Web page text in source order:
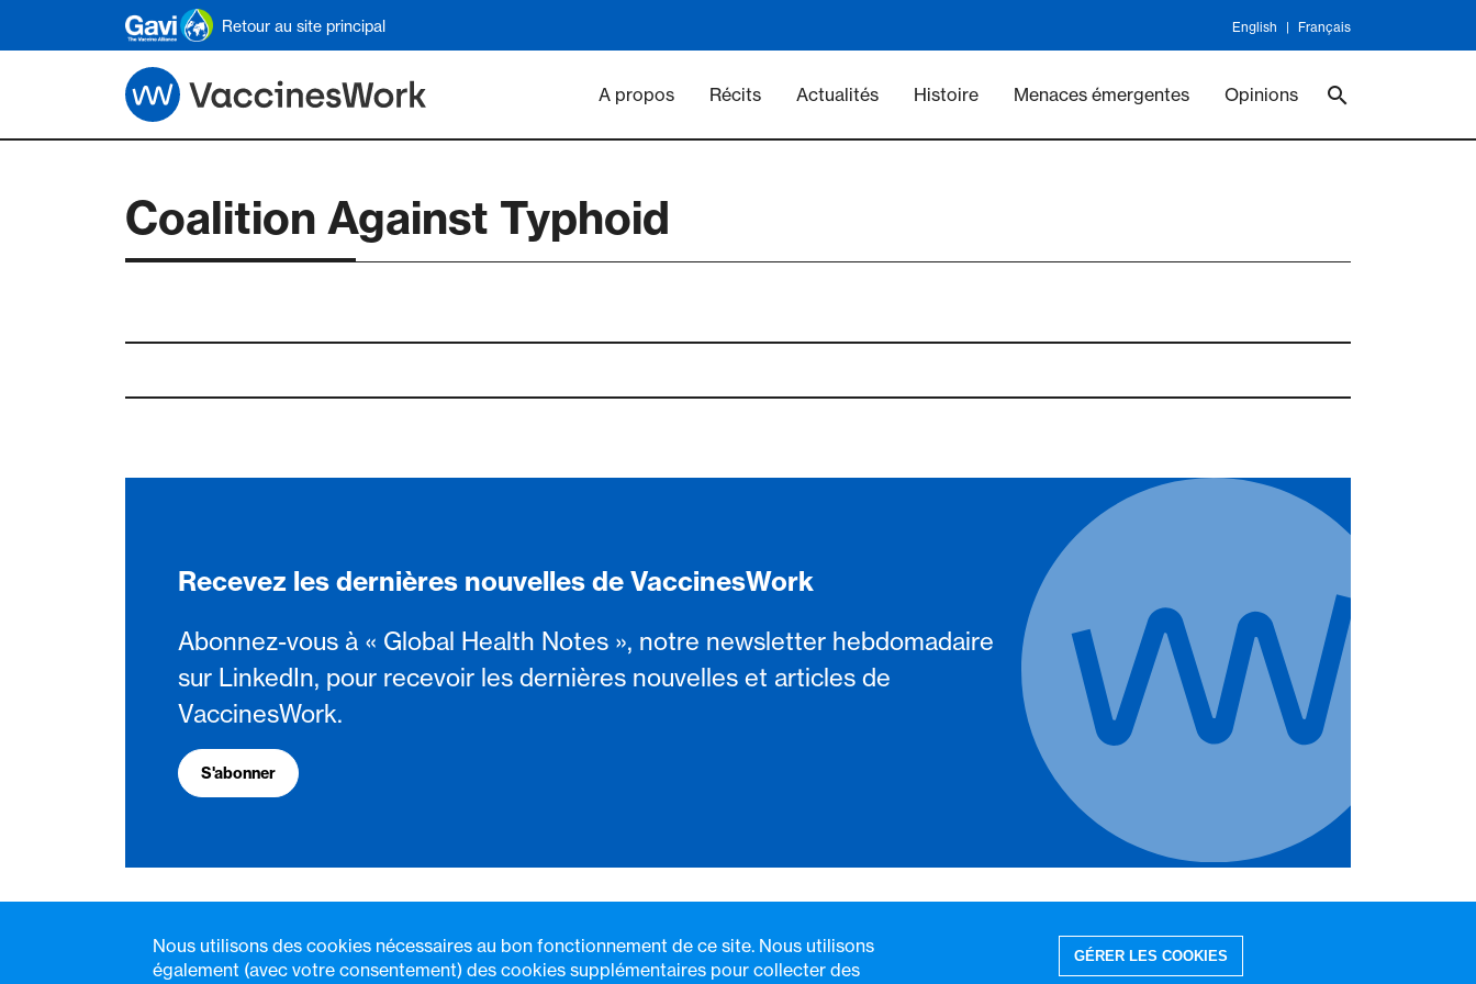
Skip to main content
Retour au site principal English Français
Main navigation - Vaccineswork
A propos Récits Actualités Histoire Menaces émergentes Opinions
Coalition Against Typhoid
Recevez les dernières nouvelles de VaccinesWork
Abonnez-vous à « Global Health Notes », notre newsletter hebdomadaire
sur LinkedIn, pour recevoir les dernières nouvelles et articles de
VaccinesWork.
S'abonner
Nous utilisons des cookies nécessaires au bon fonctionnement de ce site. Nous utilisons
également (avec votre consentement) des cookies supplémentaires pour collecter des
GÉRER LES COOKIES